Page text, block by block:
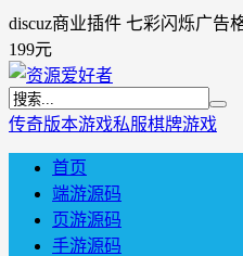
discuz商业插件 七彩闪烁广告
199元
传奇版本游戏私服棋牌游戏
首页
端游源码
页游源码
手游源码